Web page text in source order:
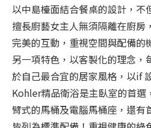
以中島檯面結合餐桌的設計，不
擅長廚藝女主人無須隔離在廚房
完美的互動，重視空間與配備的
另一項特色，以客製化的理念，
於自己最合宜的居家風格，以if
Kohler精品衛浴是主臥室的首選
臂式的馬桶及電腦馬桶座，還有